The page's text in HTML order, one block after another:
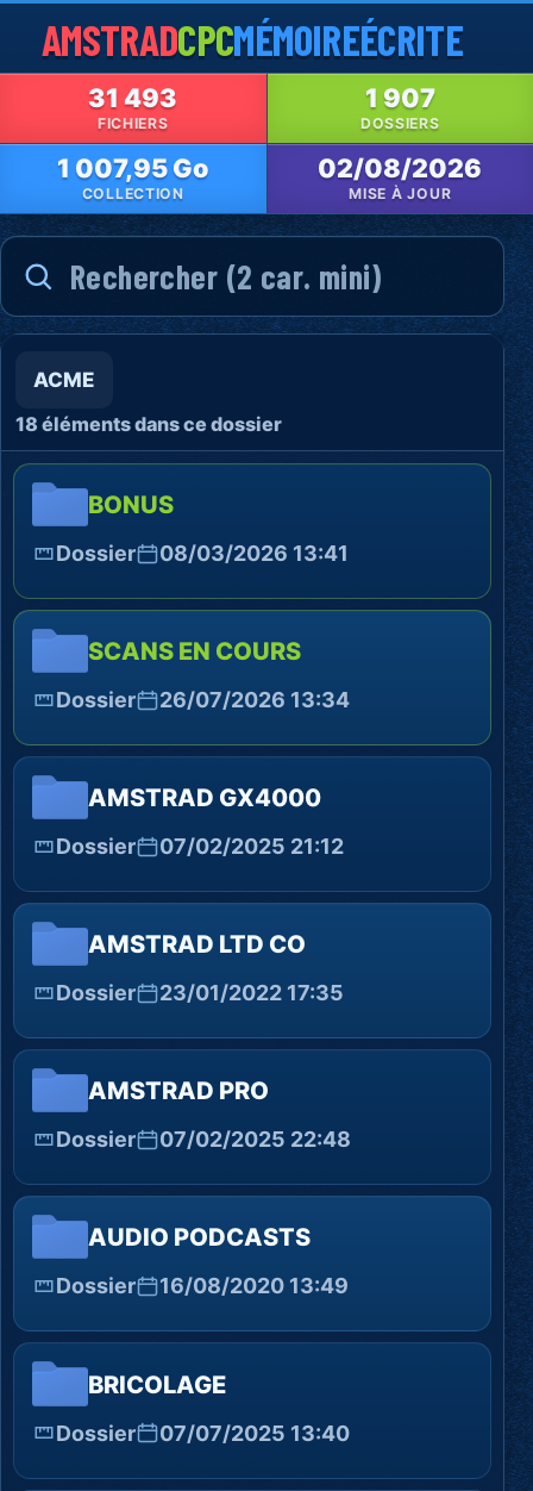
AMSTRADCPCMÉMOIREÉCRITE
31 493
FICHIERS
1 907
DOSSIERS
1 007,95 Go
COLLECTION
02/08/2026
MISE À JOUR
ACME
18 éléments dans ce dossier
BONUS
Dossier 08/03/2026 13:41
SCANS EN COURS
Dossier 26/07/2026 13:34
AMSTRAD GX4000
Dossier 07/02/2025 21:12
AMSTRAD LTD CO
Dossier 23/01/2022 17:35
AMSTRAD PRO
Dossier 07/02/2025 22:48
AUDIO PODCASTS
Dossier 16/08/2020 13:49
BRICOLAGE
Dossier 07/07/2025 13:40